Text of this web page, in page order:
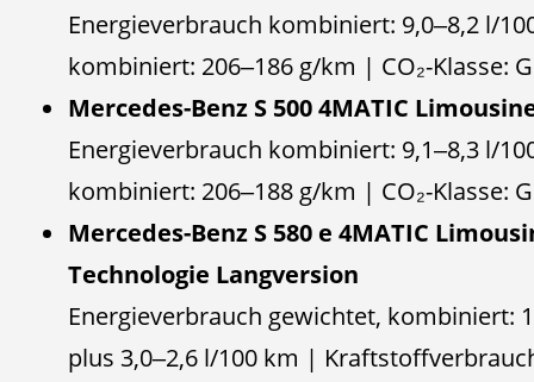
Energieverbrauch kombiniert: 9,0‒8,2 l/
kombiniert: 206‒186 g/km | CO₂-Klasse:
Mercedes-Benz S 500 4MATIC
Energieverbrauch kombiniert: 9,1‒8,3 l/
kombiniert: 206‒188 g/km | CO₂-Klasse:
Mercedes-Benz S 580 e 4MATIC
Technologie Langversion
Energieverbrauch gewichtet, kombiniert:
plus 3,0‒2,6 l/100 km |